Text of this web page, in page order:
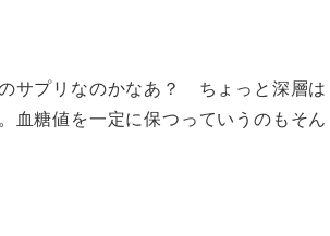
サプリなのかなあ？ ちょっと深層は
血糖値を一定に保つっていうのもそん